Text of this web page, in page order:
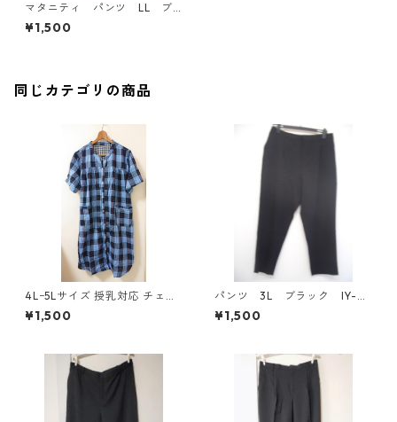
マタニティ パンツ LL ブ
ラック IY-4376
¥1,500
同じカテゴリの商品
4Lｰ5Lサイズ 授乳対応 チェッ
ク柄 半袖ルームウェア マタニ
ティ ブルー系/グレー ◆KIY-1
¥1,500
パンツ 3L ブラック IY-45
25
¥1,500